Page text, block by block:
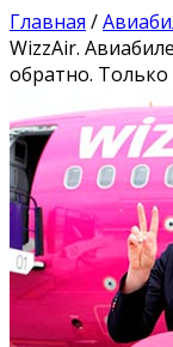
Главная /
WizzAir.
обратно. Только